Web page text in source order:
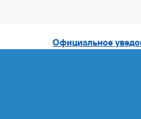
Официальное